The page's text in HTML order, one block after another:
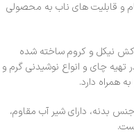
و قابلیت های ناب به محصولی
نیکل و کروم ساخته شده
تهیه چای و انواع نوشیدنی گرم و
همراه دارد.
بدنه، دارای شیر آب مقاوم،